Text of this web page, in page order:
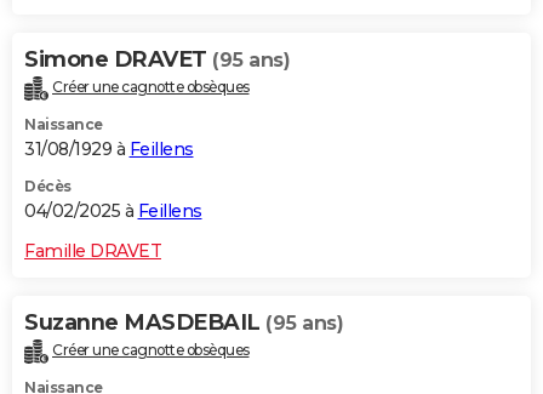
Simone DRAVET (95 ans)
Créer une cagnotte obsèques
Naissance
31/08/1929 à Feillens
Décès
04/02/2025 à Feillens
Famille DRAVET
Suzanne MASDEBAIL (95 ans)
Créer une cagnotte obsèques
Naissance